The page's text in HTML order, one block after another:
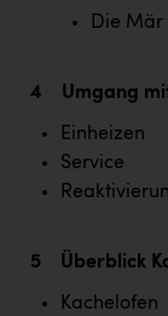
Maximarkt
Orlen
Passage Linz
PÜSPÖK
Die Mär
4 Umgang mit
Einheizen
Service
5 Überblick
Kachelofen